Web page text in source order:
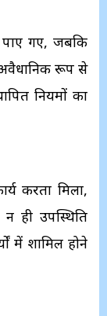
पाए गए, जबकि
अवैधानिक रूप से
नियमों का
करता मिला,
ही उपस्थिति
में शामिल होने